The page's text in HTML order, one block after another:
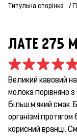
Титульна сторінка
ЛАТЕ 275
Великий кавовий
молока порівняно
більш м'який смак.
організмі
корисний вранці.